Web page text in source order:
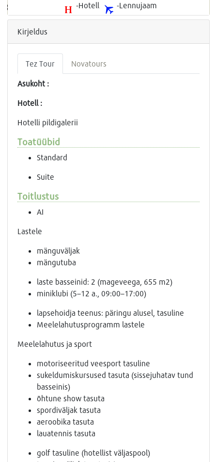
-Hotell -Lennujaam
Kirjeldus
Tez Tour Novatours
Asukoht :
Hotell :
Hotelli pildigalerii
Toatüübid
Standard
Suite
Toitlustus
AI
Lastele
mänguväljak
mängutuba
laste basseinid: 2 (mageveega, 655 m2)
miniklubi (5–12 a., 09:00–17:00)
lapsehoidja teenus: päringu alusel, tasuline
Meelelahutusprogramm lastele
Meelelahutus ja sport
motoriseeritud veesport tasuline
sukeldumiskursused tasuta (sissejuhatav tund
basseinis)
õhtune show tasuta
spordiväljak tasuta
aeroobika tasuta
lauatennis tasuta
golf tasuline (hotellist väljaspool)